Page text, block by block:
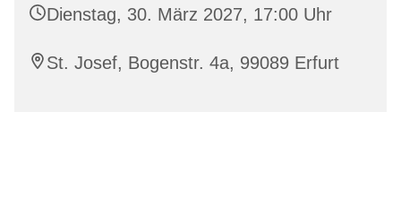
Dienstag, 30. März 2027, 17:00 Uhr
St. Josef, Bogenstr. 4a, 99089 Erfurt